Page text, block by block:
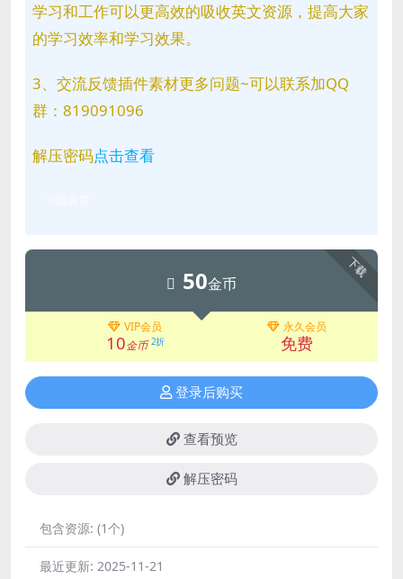
学习和工作可以更高效的吸收英文资源，提高大家
的学习效率和学习效果。
3、交流反馈插件素材更多问题~可以联系加QQ
群：819091096
解压密码点击查看
下载
50金币
VIP会员
10金币 2折
永久会员
免费
登录后购买
查看预览
解压密码
包含资源: (1个)
最近更新: 2025-11-21